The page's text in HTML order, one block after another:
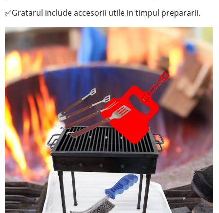
✅Gratarul include accesorii utile in timpul prepararii.